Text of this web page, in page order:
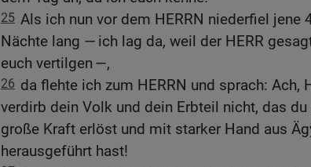
25 Als ich nun vor dem HERRN niederfiel jene
Nächte lang — ich lag da, weil der HERR
euch vertilgen —,
26 da flehte ich zum HERRN und sprach: Ach,
verdirb dein Volk und dein Erbteil nicht, das
große Kraft erlöst und mit starker Hand aus
herausgeführt hast!